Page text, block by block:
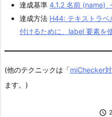
達成基準 4.1.2 名前 (name)
達成方法 H44: テキストラベ
付けるために、label 要素を
(他のテクニックは「miChecker
ます。)
